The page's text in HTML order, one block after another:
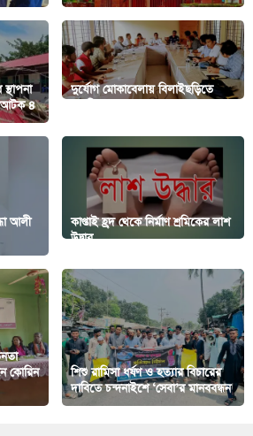
আটক ৪
দুর্যোগ মোকাবেলায় বিলাইছড়িতে
আলী
কাপ্তাই হ্রদ থেকে নির্মাণ শ্রমিকের লাশ
উদ্বার
কোরিন
শিশু রামিসা ধর্ষণ ও হত্যার বিচারের
দাবিতে চন্দনাইশে ‘সেবা’র মানববন্ধন